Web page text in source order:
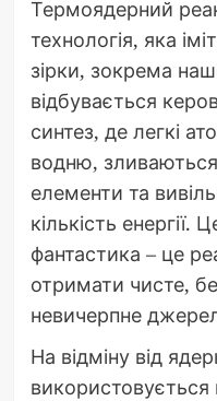
Термоядерний
технологія, яка
зірки, зокрема
відбувається
синтез, де легкі
водню,
елементи та
кількість енергії.
фантастика – це
отримати чисте,
невичерпне
На відміну від